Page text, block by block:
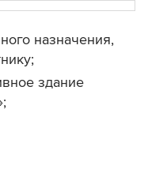
назначения,
здание